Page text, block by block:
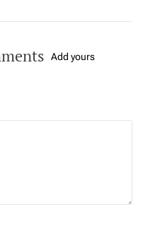
Add yours